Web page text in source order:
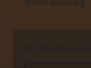
90480 Nürnberg